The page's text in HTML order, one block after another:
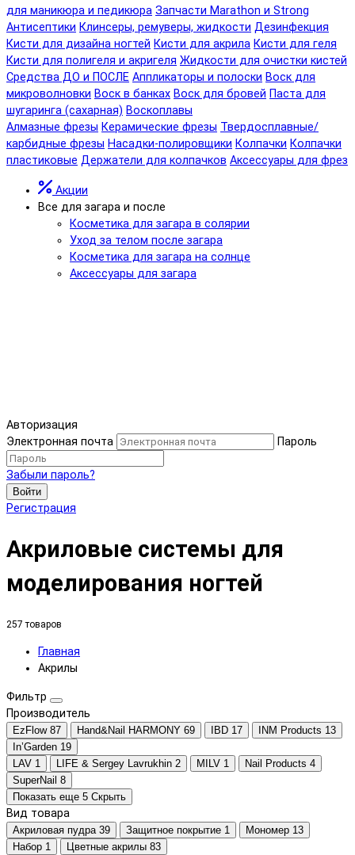
для маникюра и педикюра Запчасти Marathon и Strong
Антисептики Клинсеры, ремуверы, жидкости Дезинфекция
Кисти для дизайна ногтей Кисти для акрила Кисти для геля
Кисти для полигеля и акригеля Жидкости для очистки кистей
Средства ДО и ПОСЛЕ Аппликаторы и полоски Воск для
микроволновки Воск в банках Воск для бровей Паста для
шугаринга (сахарная) Воскоплавы
Алмазные фрезы Керамические фрезы Твердосплавные/
карбидные фрезы Насадки-полировщики Колпачки Колпачки
пластиковые Держатели для колпачков Аксессуары для фрез
Акции
Все для загара и после
Косметика для загара в солярии
Уход за телом после загара
Косметика для загара на солнце
Аксессуары для загара
Авторизация
Электронная почта
Пароль
Забыли пароль?
Войти
Регистрация
Акриловые системы для
моделирования ногтей
257 товаров
Главная
Акрилы
Фильтр
Производитель
EzFlow 87 Hand&Nail HARMONY 69 IBD 17 INM Products 13
In’Garden 19
LAV 1 LIFE & Sergey Lavrukhin 2 MILV 1 Nail Products 4
SuperNail 8
Показать еще 5 Скрыть
Вид товара
Акриловая пудра 39 Защитное покрытие 1 Мономер 13
Набор 1 Цветные акрилы 83